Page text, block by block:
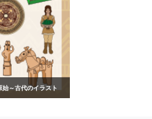
～古代のイラスト